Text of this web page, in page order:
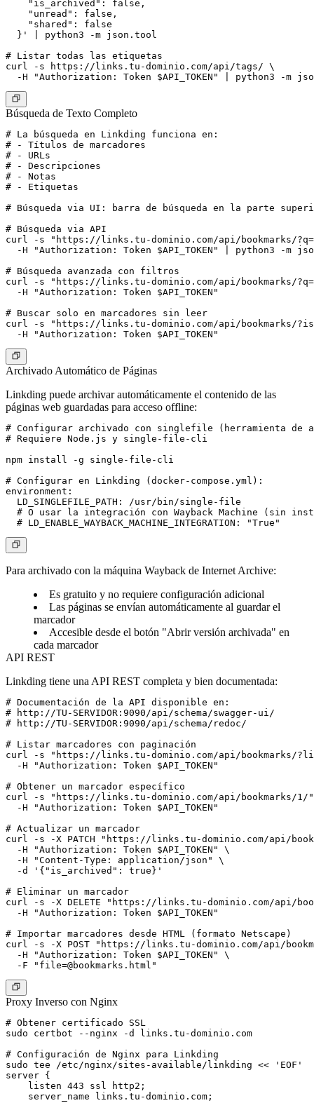
    "is_archived": false,
    "unread": false,
    "shared": false
  }' | python3 -m json.tool
# Listar todas las etiquetas
curl -s https://links.tu-dominio.com/api/tags/ \
Búsqueda de Texto Completo
# La búsqueda en Linkding funciona en:
# - Títulos de marcadores
# - URLs
# - Descripciones
# - Notas
# - Etiquetas
# Búsqueda via UI: barra de búsqueda en la parte
# Búsqueda via API
curl -s "https://links.tu-dominio.com/api/bookmarks/
-H "Authorization: Token $API_TOKEN" | python3 -m
# Búsqueda avanzada con filtros
curl -s "https://links.tu-dominio.com/api/bookmarks/
  -H "Authorization: Token $API_TOKEN"
# Buscar solo en marcadores sin leer
curl -s "https://links.tu-dominio.com/api/bookmarks/
Archivado Automático de Páginas
Linkding puede archivar automáticamente el contenido de las
páginas web guardadas para acceso offline:
# Configurar archivado con singlefile (herramienta de
# Requiere Node.js y single-file-cli
npm install -g single-file-cli
# Configurar en Linkding (docker-compose.yml):
environment:
  LD_SINGLEFILE_PATH: /usr/bin/single-file
# O usar la integración con Wayback Machine (sin
Para archivado con la máquina Wayback de Internet Archive:
Es gratuito y no requiere configuración adicional
Las páginas se envían automáticamente al guardar el
marcador
Accesible desde el botón "Abrir versión archivada" en
cada marcador
API REST
Linkding tiene una API REST completa y bien documentada:
# Documentación de la API disponible en:
# http://TU-SERVIDOR:9090/api/schema/swagger-ui/
# http://TU-SERVIDOR:9090/api/schema/redoc/
# Listar marcadores con paginación
curl -s "https://links.tu-dominio.com/api/bookmarks/
  -H "Authorization: Token $API_TOKEN"
# Obtener un marcador específico
curl -s "https://links.tu-dominio.com/api/bookmarks/
  -H "Authorization: Token $API_TOKEN"
# Actualizar un marcador
curl -s -X PATCH "https://links.tu-dominio.com/api/
  -H "Authorization: Token $API_TOKEN" \
  -H "Content-Type: application/json" \
  -d '{"is_archived": true}'
# Eliminar un marcador
curl -s -X DELETE "https://links.tu-dominio.com/api/
  -H "Authorization: Token $API_TOKEN"
# Importar marcadores desde HTML (formato Netscape)
curl -s -X POST "https://links.tu-dominio.com/api/
  -H "Authorization: Token $API_TOKEN" \
  -F "
file=@bookmarks.html
Proxy Inverso con Nginx
# Obtener certificado SSL
sudo certbot --nginx -d links.tu-dominio.com
# Configuración de Nginx para Linkding
sudo tee /etc/nginx/sites-available/linkding << 'EOF'
server {
    listen 443 ssl http2;
    server_name links.tu-dominio.com;